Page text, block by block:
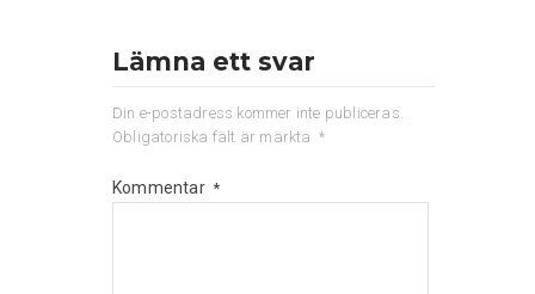
Lämna ett svar
Din e-postadress kommer inte publiceras.
Obligatoriska fält är märkta *
Kommentar *